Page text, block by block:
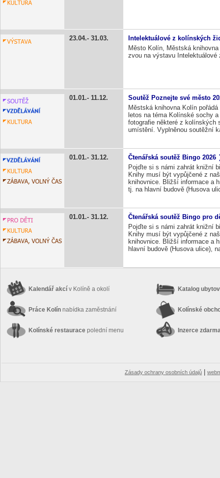
23.04. 31.03.
Intelektuálové z kolínských
Město Kolín, Městská
zvou na výstavu
01.01. 11.12.
Soutěž Poznejte své město
Městská knihovna Kolín
letos na téma Kolínské sochy
fotografie některé z kolínských
umístění. Vyplněnou soutěžní
01.01. 31.12.
Čtenářská soutěž Bingo 2026
Pojďte si s námi zahrát knižní
Knihy musí být vypůjčené z
knihovnice. Bližší informace a
tj. na hlavní budově (Husova
01.01. 31.12.
Čtenářská soutěž Bingo pro
Pojďte si s námi zahrát knižní
Knihy musí být vypůjčené z
knihovnice. Bližší informace a
hlavní budově (Husova ulice),
Kalendář akcí v Kolíně a okolí
Práce Kolín nabídka zaměstnání
Kolínské restaurace polední menu
Katalog
Kolínské
Inzerce
Zásady ochrany osobních údajů